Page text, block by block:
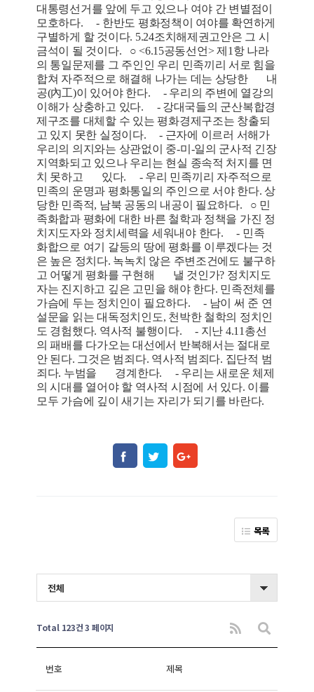
대통령선거를 앞에 두고 있으나 여야 간 변별점이
모호하다. - 한반도 평화정책이 여야를 확연하게
구별하게 할 것이다. 5.24조치해제권고안은 그 시
금석이 될 것이다. ○ <6.15공동선언> 제1항 나라
의 통일문제를 그 주인인 우리 민족끼리 서로 힘을
합쳐 자주적으로 해결해 나가는 데는 상당한 내
공(內工)이 있어야 한다. - 우리의 주변에 열강의
이해가 상충하고 있다. - 강대국들의 군산복합경
제구조를 대체할 수 있는 평화경제구조는 창출되
고 있지 못한 실정이다. - 근자에 이르러 서해가
우리의 의지와는 상관없이 중-미-일의 군사적 긴장
지역화되고 있으나 우리는 현실 종속적 처지를 면
치 못하고 있다. - 우리 민족끼리 자주적으로
민족의 운명과 평화통일의 주인으로 서야 한다. 상
당한 민족적, 남북 공동의 내공이 필요하다. ○ 민
족화합과 평화에 대한 바른 철학과 정책을 가진 정
치지도자와 정치세력을 세워내야 한다. - 민족
화합으로 여기 갈등의 땅에 평화를 이루겠다는 것
은 높은 정치다. 녹녹치 않은 주변조건에도 불구하
고 어떻게 평화를 구현해 낼 것인가? 정치지도
자는 진지하고 깊은 고민을 해야 한다. 민족전체를
가슴에 두는 정치인이 필요하다. - 남이 써 준 연
설문을 읽는 대독정치인도, 천박한 철학의 정치인
도 경험했다. 역사적 불행이다. - 지난 4.11총선
의 패배를 다가오는 대선에서 반복해서는 절대로
안 된다. 그것은 범죄다. 역사적 범죄다. 집단적 범
죄다. 누범을 경계한다. - 우리는 새로운 체제
의 시대를 열어야 할 역사적 시점에 서 있다. 이를
모두 가슴에 깊이 새기는 자리가 되기를 바란다.
목록
전체
Total 123건3 페이지
번호 제목